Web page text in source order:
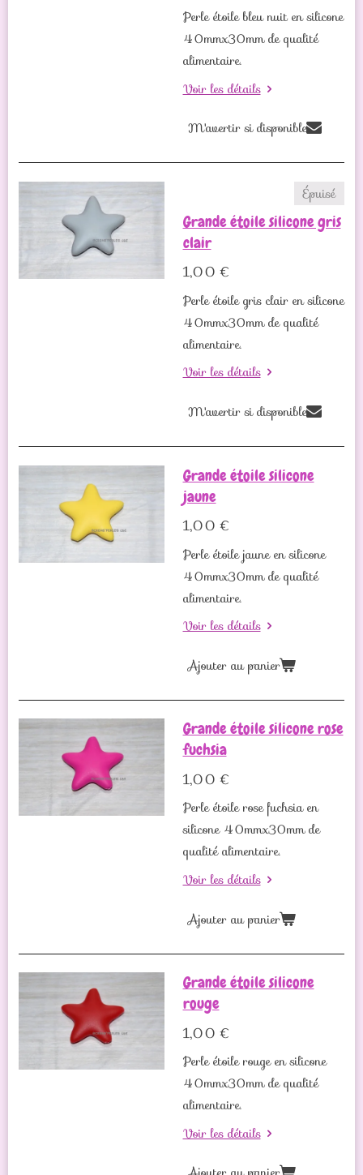
Perle étoile bleu nuit en silicone
40mmx30mm de qualité
alimentaire.
Voir les détails
M'avertir si disponible
Épuisé
Grande étoile silicone gris
clair
1,00 €
Perle étoile gris clair en silicone
40mmx30mm de qualité
alimentaire.
Voir les détails
M'avertir si disponible
Grande étoile silicone
jaune
1,00 €
Perle étoile jaune en silicone
40mmx30mm de qualité
alimentaire.
Voir les détails
Ajouter au panier
Grande étoile silicone rose
fuchsia
1,00 €
Perle étoile rose fuchsia en
silicone 40mmx30mm de
qualité alimentaire.
Voir les détails
Ajouter au panier
Grande étoile silicone
rouge
1,00 €
Perle étoile rouge en silicone
40mmx30mm de qualité
alimentaire.
Voir les détails